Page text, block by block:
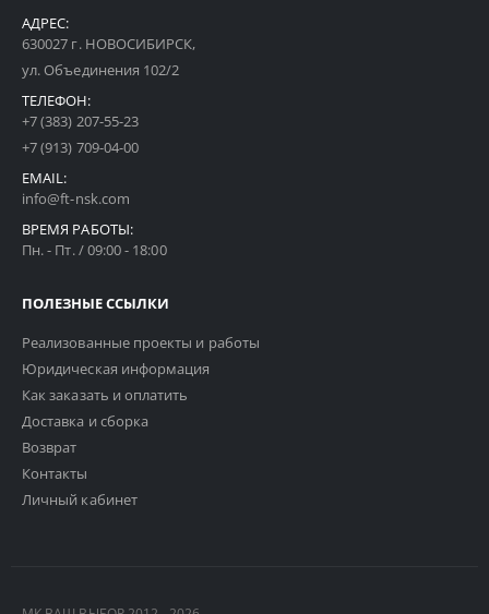
АДРЕС:
630027 г. НОВОСИБИРСК,
ул. Объединения 102/2
ТЕЛЕФОН:
+7 (383) 207-55-23
+7 (913) 709-04-00
EMAIL:
info@ft-nsk.com
ВРЕМЯ РАБОТЫ:
Пн. - Пт. / 09:00 - 18:00
ПОЛЕЗНЫЕ ССЫЛКИ
Реализованные проекты и работы
Юридическая информация
Как заказать и оплатить
Доставка и сборка
Возврат
Контакты
Личный кабинет